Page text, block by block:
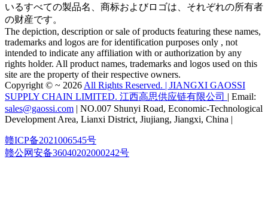
いるすべての製品名、商标およびロゴは、それぞれの所有者
の财産です。
The depiction, description or sale of products featuring these names,
trademarks and logos are for identification purposes only , not
intended to indicate any affiliation with or authorization by any
rights holder. All product names, trademarks and logos used on this
site are the property of their respective owners.
Copyright © ~ 2026 All Rights Reserved. | JIANGXI GAOSSI
SUPPLY CHAIN LIMITED. 江西高思供应链有限公司 | Email:
sales@gaossi.com | NO.007 Shunyi Road, Economic-Technological
Development Area, Lianxi District, Jiujiang, Jiangxi, China |
赣ICP备2021006545号
赣公网安备36040202000242号